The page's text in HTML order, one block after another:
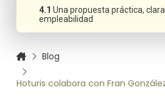
Una propuesta práctica,
empleabilidad
Blog
Hoturis colabora con Fran González para grabar nuevas